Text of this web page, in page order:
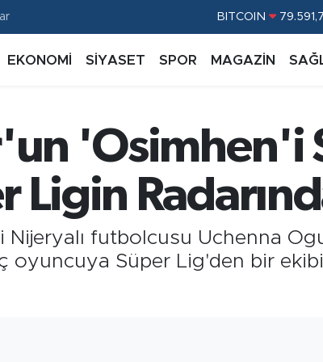
EURO
BİST100
EKONOMİ SİYASET SPOR MAGAZİN
'Osimhen'i
Ligin
Nijeryalı futbolcusu Uchenna
oyuncuya Süper Lig'den bir